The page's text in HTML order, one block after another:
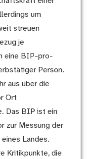
um
streuen
je
eine BIP-pro-
Person.
aus über die
Ort
Das BIP ist ein
zur Messung der
Landes.
Kritikpunkte, die